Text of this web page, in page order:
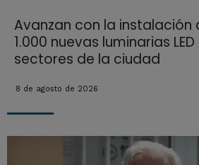
Avanzan con la instalación
1.000 nuevas luminarias
sectores de la ciudad
8 de agosto de 2026